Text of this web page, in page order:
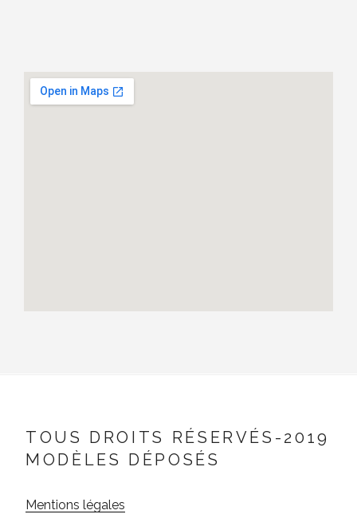
TOUS DROITS RÉSERVÉS-2019
MODÈLES DÉPOSÉS
Mentions légales